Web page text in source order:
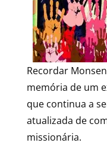
Recordar
memória de um
que continua a
atualizada de
missionária.